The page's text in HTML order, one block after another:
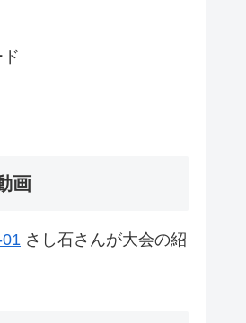
画
さし石さんが大会の紹